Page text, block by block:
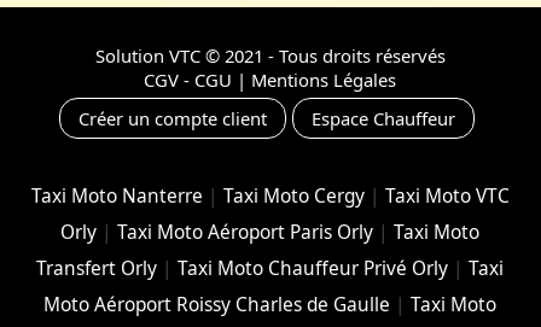
Solution VTC© 2021 - Tous droits réservés
CGV - CGU | Mentions Légales
Créer un compte client
Espace Chauffeur
Taxi Moto Nanterre | Taxi Moto Cergy| Taxi Moto VTC
Orly |Taxi Moto Aéroport Paris Orly |Taxi Moto
Transfert Orly |Taxi Moto Chauffeur Privé Orly |Taxi
Moto Aéroport Roissy Charles de Gaulle |Taxi Moto